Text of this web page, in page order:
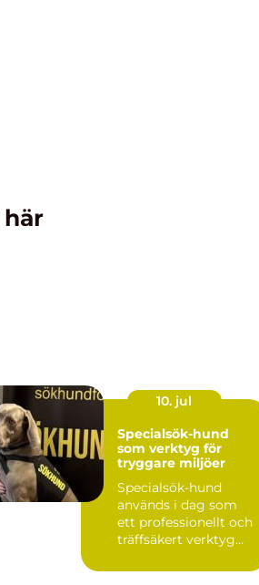
10. jul
Specialsök-hund
som verktyg för
tryggare miljöer
Specialsök-hund
används i dag som
ett professionellt och
träffsäkert verktyg